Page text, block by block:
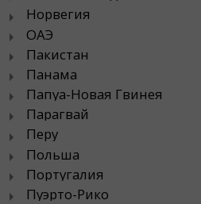
Норвегия
ОАЭ
Пакистан
Панама
Папуа-Новая Гвинея
Парагвай
Перу
Польша
Португалия
Пуэрто-Рико